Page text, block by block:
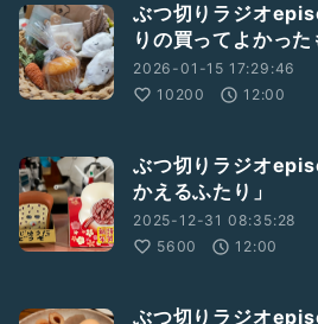
ぶつ切りラジオ
りの買ってよかった
2026-01-15 17:29:46
10200
12:00
ぶつ切りラジオ
かえるふたり」
2025-12-31 08:35:28
5600
12:00
ぶつ切りラジオ